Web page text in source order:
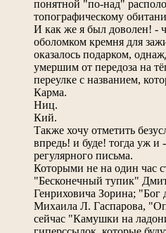
понятной "по-над"
топографическому
И как же я был доволен! -
оболомком кремня для
оказалось подарком,
умершим от передоза на
переулке с названием,
Карма.
Ниц.
Кий.
Также хочу отметить
впредь! и буде! тогда уж и
регулярного письма.
Которыми не на один час
"Бесконечный тупик"
Генриховича Зорина;
Михаила Л. Гаспарова,
сейчас "Камушки на